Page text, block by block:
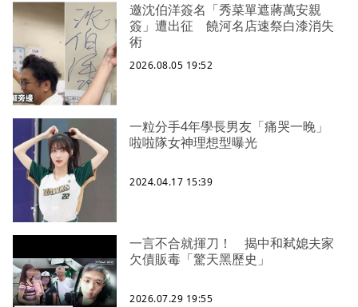
邀沈伯洋簽名「秀菜單遮蔣萬安親
簽」遭出征 饒河名店速祭白漆消失
術
2026.08.05 19:52
一粒分手4年學長男友「痛哭一晚」
啦啦隊女神理想型曝光
2024.04.17 15:39
一言不合就揮刀！ 揭中和弒媳夫家
欠債販毒「驚天黑歷史」
2026.07.29 19:55